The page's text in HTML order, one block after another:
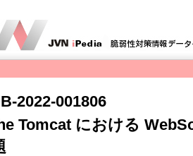
2022-001806
Tomcat における